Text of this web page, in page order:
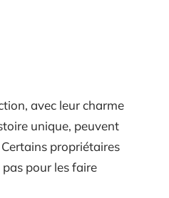
avec leur charme
unique, peuvent
propriétaires
pour les faire